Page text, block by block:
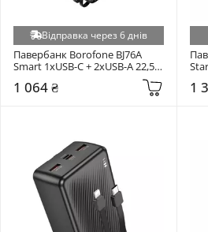
Відправка через 6 днів
Павербанк Borofone BJ76A
Smart 1xUSB-C + 2xUSB-A 22,5W
1 064 ₴ 1